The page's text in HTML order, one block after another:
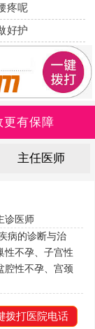
疼呢
好护
有保障
主任医师
诊医师
病的诊断与治
性不孕、子宫性
腔性不孕、宫颈
拨打医院电话